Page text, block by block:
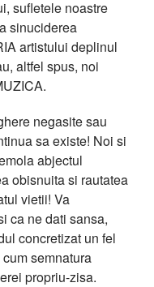
sufletele noastre
sinuciderea
artistului deplinul
altfel spus, noi
negasite sau
sa existe! Noi si
abjectul
obisnuita si rautatea
vietii! Va
ca ne dati sansa,
concretizat un fel
semnatura
propriu-zisa.